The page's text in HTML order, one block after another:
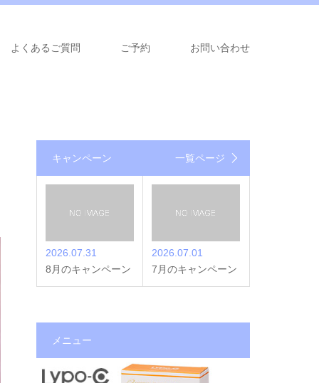
よくあるご質問 ご予約 お問い合わせ
キャンペーン 一覧ページ
2026.07.31
8月のキャンペーン
2026.07.01
7月のキャンペーン
メニュー